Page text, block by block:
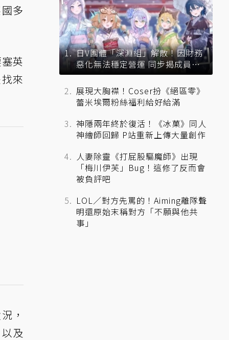
多
英
來
，
及
日V團體「深淵組」解散！因財務
惡化無法穩定營運 同步揭成員未
來去向
展現大胸襟！Coser扮《絕區零》
蕾米埃爾粉絲福利給好給滿
神隱兩年終於復活！《冰菓》同人
神繪師回歸 P站重新上傳大量創作
人妻除靈《打屁股驅魔師》出現
「梅川伊芙」Bug！這修了反而會
被負評吧
LOL／對方先罵的！Aiming離隊聲
明還原始末稱對方「不願與他共
事」